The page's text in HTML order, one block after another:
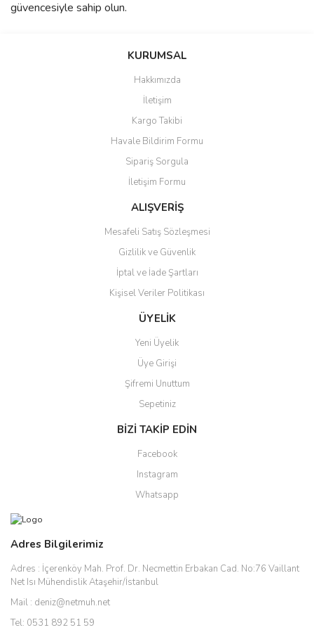
güvencesiyle sahip olun.
KURUMSAL
Hakkımızda
İletişim
Kargo Takibi
Havale Bildirim Formu
Sipariş Sorgula
İletişim Formu
ALIŞVERİŞ
Mesafeli Satış Sözleşmesi
Gizlilik ve Güvenlik
İptal ve İade Şartları
Kişisel Veriler Politikası
ÜYELİK
Yeni Üyelik
Üye Girişi
Şifremi Unuttum
Sepetiniz
BİZİ TAKİP EDİN
Facebook
Instagram
Whatsapp
Adres Bilgilerimiz
Adres : İçerenköy Mah. Prof. Dr. Necmettin Erbakan Cad. No:76 Vaillant
Net Isı Mühendislik Ataşehir/İstanbul
Mail : deniz@netmuh.net
Tel: 0531 892 51 59